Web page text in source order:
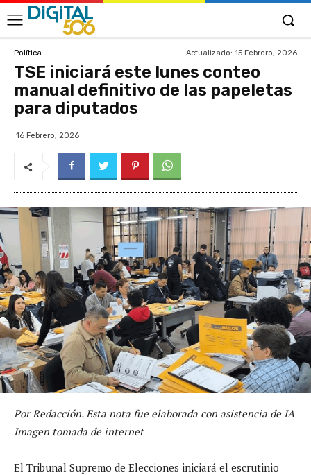
Política Actualizado: 15 Febrero, 2026
TSE iniciará este lunes conteo
manual definitivo de las papeletas
para diputados
16 Febrero, 2026
Por Redacción. Esta nota fue elaborada con asistencia de IA
Imagen tomada de internet
El Tribunal Supremo de Elecciones iniciará el escrutinio